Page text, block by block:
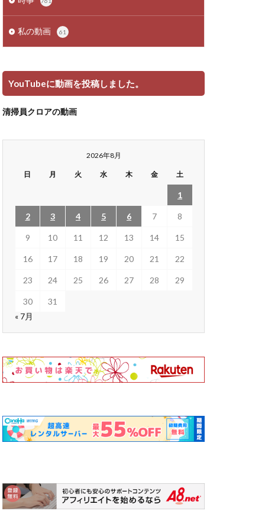
私の動画 61
YouTubeに動画を投稿しました。
清掃員クロアの動画
2026年8月
日 月 火 水 木 金 土
1
2 3 4 5 6 7 8
9 10 11 12 13 14 15
16 17 18 19 20 21 22
23 24 25 26 27 28 29
30
31
« 7月